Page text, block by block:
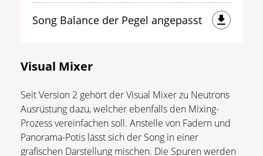
Song Balance der Pegel angepasst
Visual Mixer
Seit Version 2 gehört der Visual Mixer zu Neutrons
Ausrüstung dazu, welcher ebenfalls den Mixing-
Prozess vereinfachen soll. Anstelle von Fadern und
Panorama-Potis lässt sich der Song in einer
grafischen Darstellung mischen. Die Spuren werden